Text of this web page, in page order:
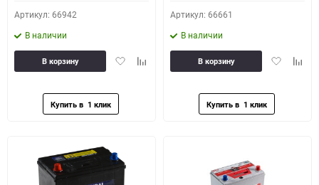
Артикул: 66942
В наличии
ДобавитьДобавить
В корзину
Артикул: 66661
В наличии
Добавить
В корзину